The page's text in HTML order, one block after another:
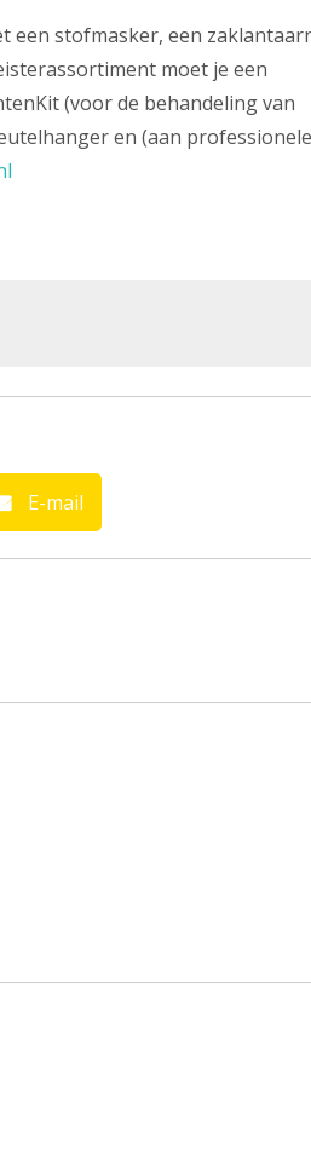
een stofmasker, een
moet je een
(voor de behandeling van
en (aan professionele
E-mail